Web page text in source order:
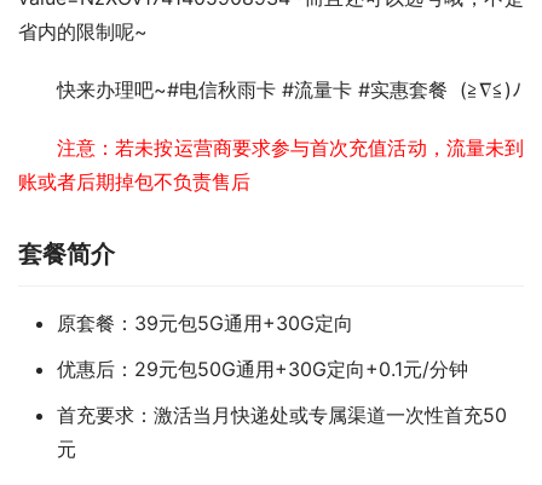
省内的限制呢~
注意：若未按运营商要求参与首次充值活动，流量未到
账或者后期掉包不负责售后
套餐简介
原套餐：39元包5G通用+30G定向
优惠后：29元包50G通用+30G定向+0.1元/分钟
首充要求：激活当月快递处或专属渠道一次性首充50
元